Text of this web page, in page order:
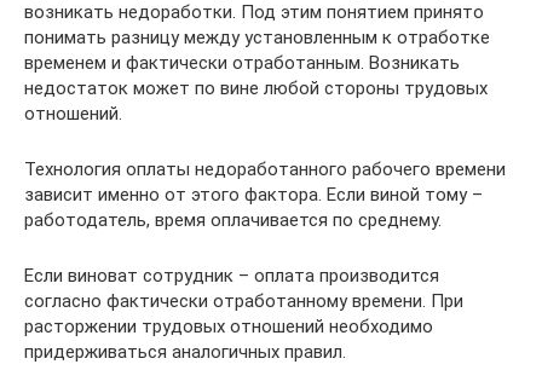
возникать недоработки. Под этим понятием принято
понимать разницу между установленным к отработке
временем и фактически отработанным. Возникать
недостаток может по вине любой стороны трудовых
отношений.
Технология оплаты недоработанного рабочего времени
зависит именно от этого фактора. Если виной тому –
работодатель, время оплачивается по среднему.
Если виноват сотрудник – оплата производится
согласно фактически отработанному времени. При
расторжении трудовых отношений необходимо
придерживаться аналогичных правил.